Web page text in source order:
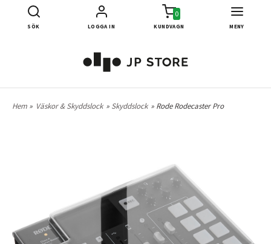
SÖK LOGGA IN
0
KUNDVAGN MENY
Hem » Väskor & Skyddslock » Skyddslock » Rode Rodecaster Pro